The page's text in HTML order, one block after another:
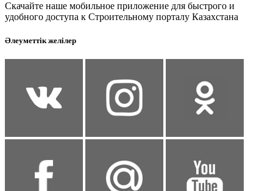
Скачайте наше мобильное приложение для быстрого и
удобного доступа к Строительному порталу Казахстана
Әлеуметтік желілер